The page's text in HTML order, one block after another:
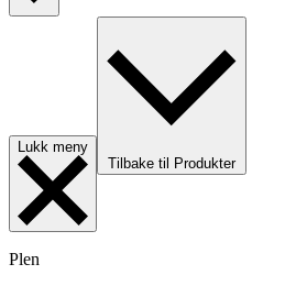
Lukk meny
Tilbake til Produkter
Plen